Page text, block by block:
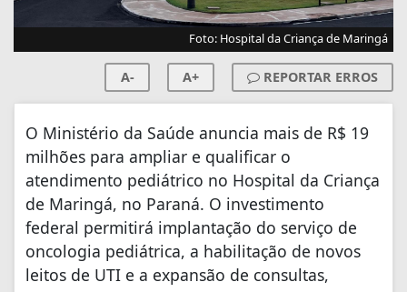
Foto: Hospital da Criança de Maringá
A- A+ REPORTAR ERROS
O Ministério da Saúde anuncia mais de R$ 19
milhões para ampliar e qualificar o
atendimento pediátrico no Hospital da Criança
de Maringá, no Paraná. O investimento
federal permitirá implantação do serviço de
oncologia pediátrica, a habilitação de novos
leitos de UTI e a expansão de consultas,